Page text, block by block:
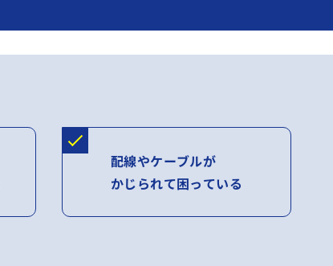
配線やケーブルが
かじられて困っている